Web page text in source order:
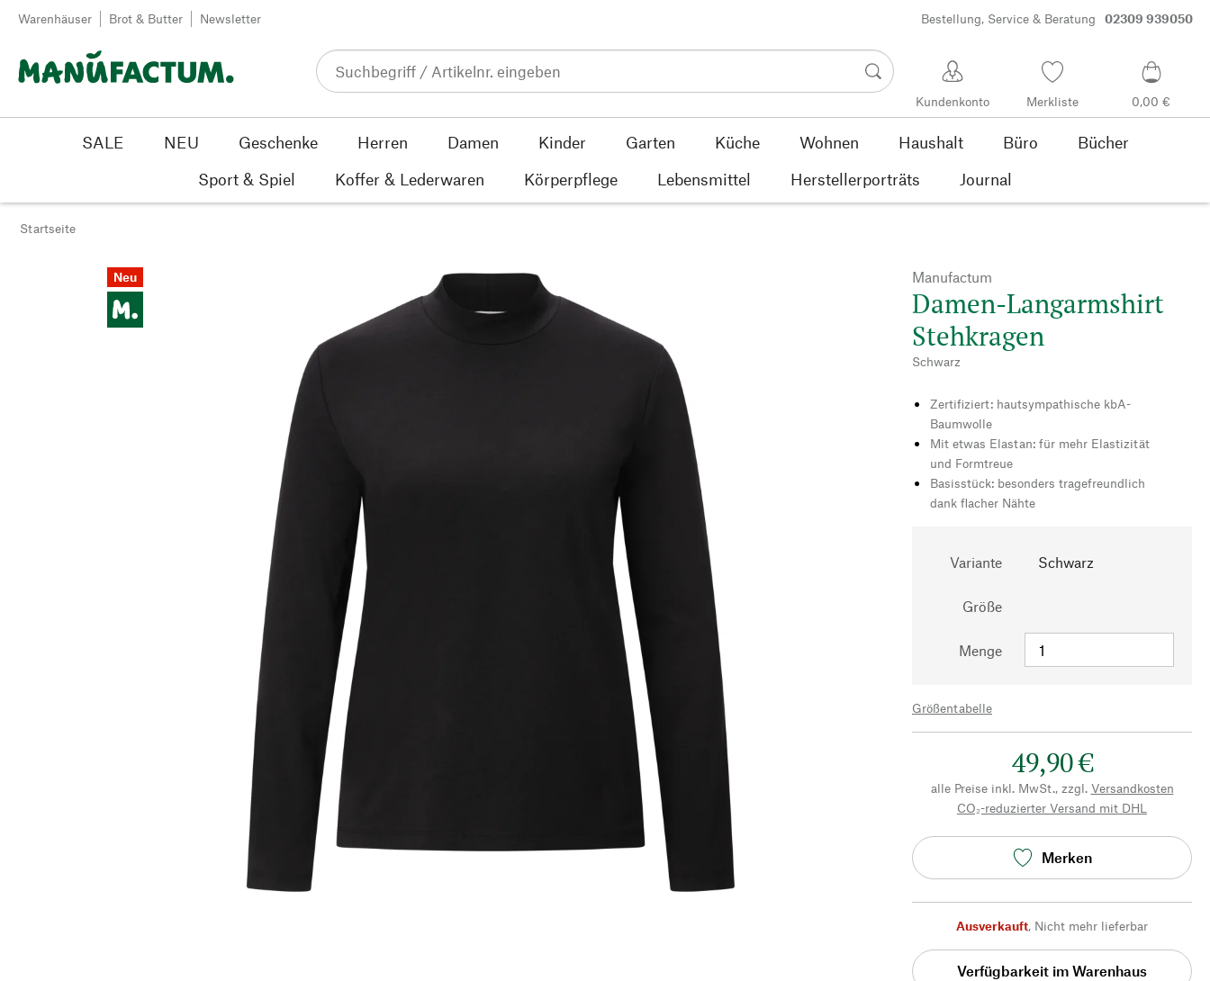
Zum Inhalt springen
Warenhäuser Brot & Butter Newsletter Bestellung, Service & Beratung 02309 939050
Kundenkonto Merkliste 0,00 €
SALE NEU Geschenke Herren Damen Kinder Garten Küche Wohnen Haushalt Büro
Bücher
Sport & Spiel
Koffer & Lederwaren Körperpflege Lebensmittel Herstellerporträts Journal
Startseite
Neu Manufactum
Damen-Langarmshirt
Stehkragen
Schwarz
Zertifiziert: hautsympathische kbA-
Baumwolle
Mit etwas Elastan: für mehr Elastizität
und Formtreue
Basisstück: besonders tragefreundlich
dank flacher Nähte
Variante Schwarz
Größe
Menge
Größentabelle
49,90 €
alle Preise inkl. MwSt., zzgl. Versandkosten
CO₂-reduzierter Versand mit DHL
Merken
Ausverkauft, Nicht mehr lieferbar
Verfügbarkeit im Warenhaus